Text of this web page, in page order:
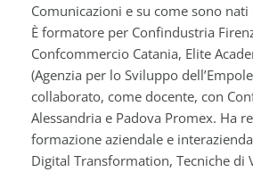
Comunicazioni e su come sono
È formatore per Confindustria
Confcommercio Catania, Elite
(Agenzia per lo Sviluppo
collaborato, come docente, con
Alessandria e Padova Promex. Ha
formazione aziendale e
Digital Transformation, Tecniche di